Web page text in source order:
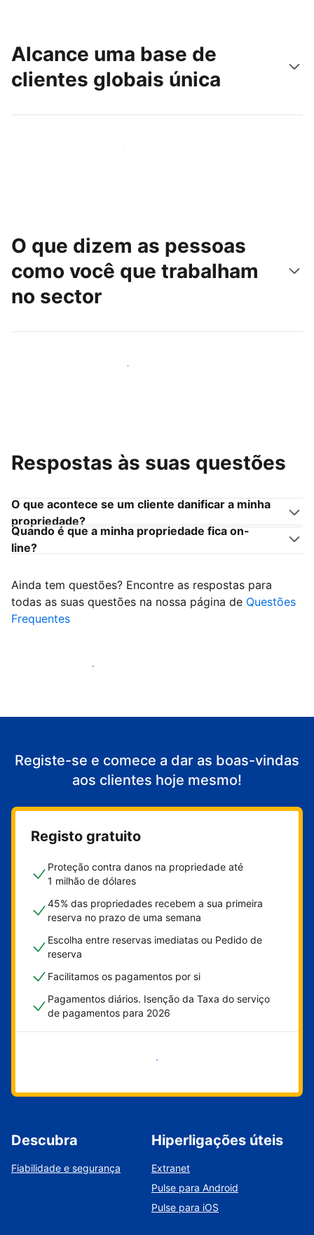
Alcance uma base de
clientes globais única
Chegue hoje mesmo a novas pessoas
O que dizem as pessoas
como você que trabalham
no sector
Junte-se a outros anfitriões como você
Respostas às suas questões
O que acontece se um cliente danificar a minha
propriedade?
Quando é que a minha propriedade fica on-
line?
Ainda tem questões? Encontre as respostas para
todas as suas questões na nossa página de Questões
Frequentes
Comece a receber clientes
Registe-se e comece a dar as boas-vindas
aos clientes hoje mesmo!
Registo gratuito
Proteção contra danos na propriedade até
1 milhão de dólares
45% das propriedades recebem a sua primeira
reserva no prazo de uma semana
Escolha entre reservas imediatas ou Pedido de
reserva
Facilitamos os pagamentos por si
Pagamentos diários. Isenção da Taxa do serviço
de pagamentos para 2026
Comece já
Descubra
Fiabilidade e segurança
Hiperligações úteis
Extranet
Pulse para Android
Pulse para iOS